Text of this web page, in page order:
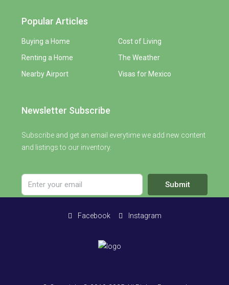
Popular Articles
Buying a Home
Renting a Home
Nearby Airport
Cost of Living
The Weather
Visas for Mexico
Newsletter Subscribe
Subscribe and get an email everytime we add new content
and listings to our inventory.
Submit
Facebook Instagram